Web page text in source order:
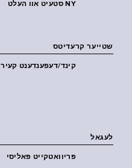
NY סטעיט אוו העלט
שטייער קרעדיטס
קינד/דעפענדענט קעיר
לעגאל
פּריוואטקייט פּאליסי